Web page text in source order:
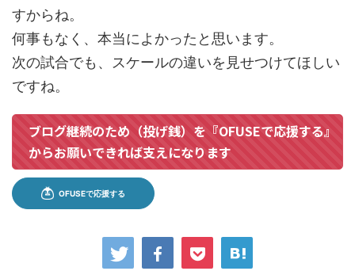
すからね。
何事もなく、本当によかったと思います。
次の試合でも、スケールの違いを見せつけてほしい
ですね。
ブログ継続のため（投げ銭）を『OFUSEで応援する』
からお願いできれば支えになります